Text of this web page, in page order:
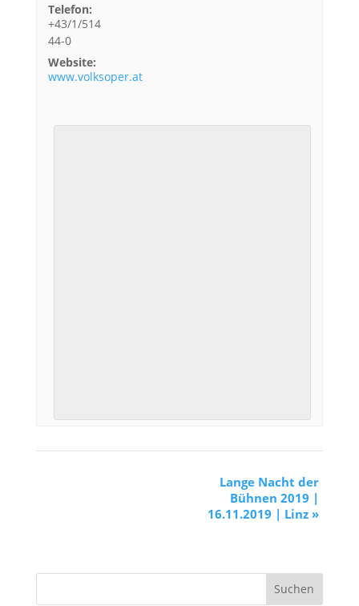
Telefon:
+43/1/514
44-0
Website:
www.volksoper.at
Lange Nacht der
Bühnen 2019 |
16.11.2019 | Linz »